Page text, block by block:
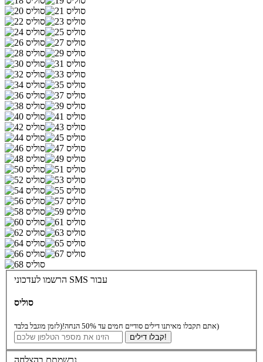
הרשמו לעדכוני SMS עבור
סוליס
אתם תקבלו מאיתנו דילים סודיים חמים עד 50% הנחה!(לזמן מוגבל בלבד)
קבלו דילים!
נרשמתם בהצלחה